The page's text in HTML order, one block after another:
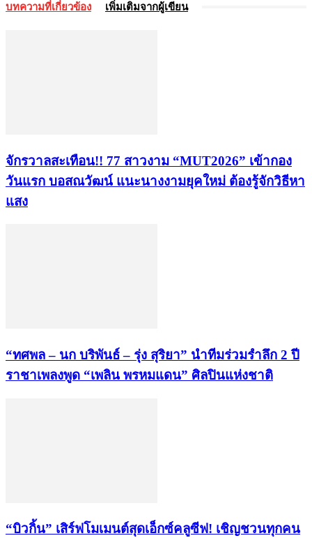
บทความที่เกี่ยวข้อง เพิ่มเติมจากผู้เขียน
จักรวาลสะเทือน!! 77 สาวงาม “MUT2026” เข้ากอง
วันแรก บอสณวัฒน์ แนะนางงามยุคใหม่ ต้องรู้จักวิธีหา
แสง
“ทศพล – นก บริพันธ์ – รุ่ง สุริยา” นำทีมร่วมรำลึก 2 ปี
ราชาเพลงพูด “เพลิน พรหมแดน” ศิลปินแห่งชาติ
“บิวกิ้น” เสิร์ฟโมเมนต์สุดเอ็กซ์คลูซีฟ! เชิญชวนทุกคน